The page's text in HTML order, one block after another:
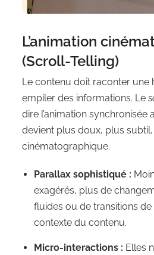
L’animation
(Scroll-Telling)
Le contenu doit raconter une
empiler des informations. Le
dire l’animation synchronisée
devient plus doux, plus
cinématographique.
Parallax sophistiqué :
exagérés, plus de
fluides ou de transitions
contexte du contenu.
Micro-interactions : Elles